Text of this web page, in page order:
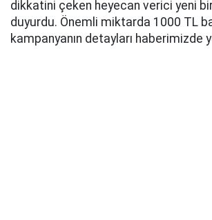
dikkatini çeken heyecan verici yeni
duyurdu. Önemli miktarda 1000 TL
kampanyanın detayları haberimizde